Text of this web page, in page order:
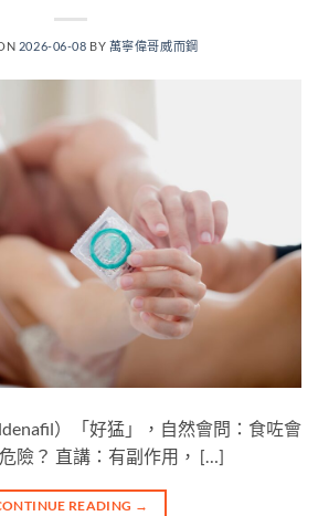
2026-06-08 BY 萬寧偉哥威而鋼
）「好猛」，自然會問：食咗會
險？​ 直講：有副作用， […]
READING →